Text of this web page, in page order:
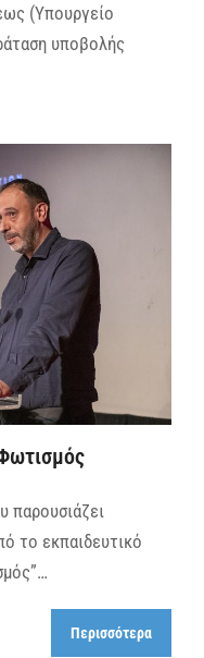
(Υπουργείο
υποβολής
παρουσιάζει
το εκπαιδευτικό
Περισσότερα